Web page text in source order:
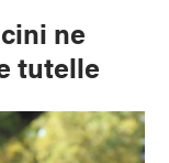
ne
tutelle